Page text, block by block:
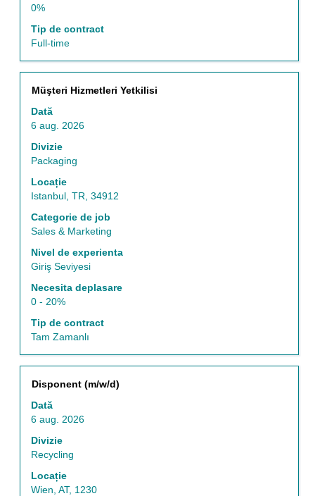
0%
Tip de contract
Full-time
Titlu
Müşteri Hizmetleri Yetkilisi
Dată
6 aug. 2026
Divizie
Packaging
Locație
Istanbul, TR, 34912
Categorie de job
Sales & Marketing
Nivel de experienta
Giriş Seviyesi
Necesita deplasare
0 - 20%
Tip de contract
Tam Zamanlı
Selectați
tasta
spațiu
pentru
a
întregul
conținut
al
informațiilor
post.
Titlu
Disponent (m/w/d)
Dată
6 aug. 2026
Divizie
Recycling
Locație
Wien, AT, 1230
Selectați
tasta
spațiu
pentru
a
întregul